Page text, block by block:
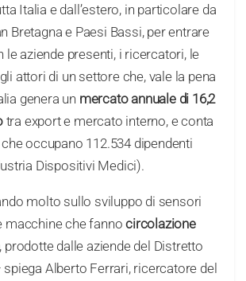
Italia e dall’estero, in particolare da
Bretagna e Paesi Bassi, per entrare
le aziende presenti, i ricercatori, le
attori di un settore che, vale la pena
genera un mercato annuale di 16,2
tra export e mercato interno, e conta
occupano 112.534 dipendenti
Dispositivi Medici).
molto sullo sviluppo di sensori
macchine che fannocircolazione
, prodotte dalle aziende del Distretto
Alberto Ferrari, ricercatore del